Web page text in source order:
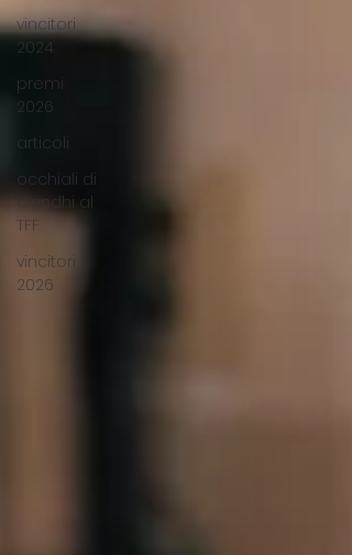
vincitori
2024
premi
2026
articoli
occhiali di
Gandhi al
TFF
vincitori
2026